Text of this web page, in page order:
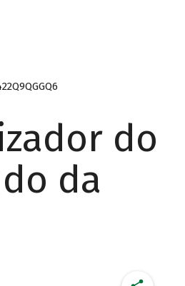
do
da